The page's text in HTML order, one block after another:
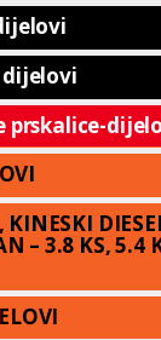
dijelovi
prskalice-
KINESKI
– 3.8 KS, 5.4